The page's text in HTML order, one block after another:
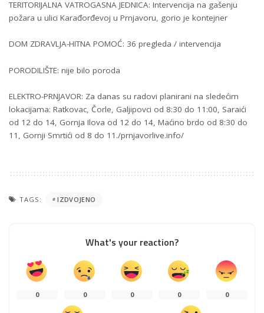
TERITORIJALNA VATROGASNA JEDNICA: Intervencija na gašenju
požara u ulici Karađorđevoj u Prnjavoru, gorio je kontejner
DOM ZDRAVLJA-HITNA POMOĆ: 36 pregleda / intervencija
PORODILIŠTE: nije bilo poroda
ELEKTRO-PRNJAVOR: Za danas su radovi planirani na sledećim
lokacijama: Ratkovac, Čorle, Galjipovci od 8:30 do 11:00, Saraići
od 12 do 14, Gornja Ilova od 12 do 14, Maćino brdo od 8:30 do
11, Gornji Smrtići od 8 do 11./prnjavorlive.info/
TAGS: IZDVOJENO
What's your reaction?
0 0 0 0 0